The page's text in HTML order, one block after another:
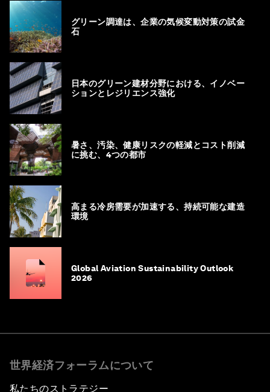
グリーン調達は、企業の気候変動対策の試金
石
日本のグリーン建材分野における、イノベー
ションとレジリエンス強化
暑さ、汚染、健康リスクの軽減とコスト削減
に挑む、4つの都市
高まる冷房需要が加速する、持続可能な建造
環境
Global Aviation Sustainability Outlook
2026
世界経済フォーラムについて
私たちのストラテジー